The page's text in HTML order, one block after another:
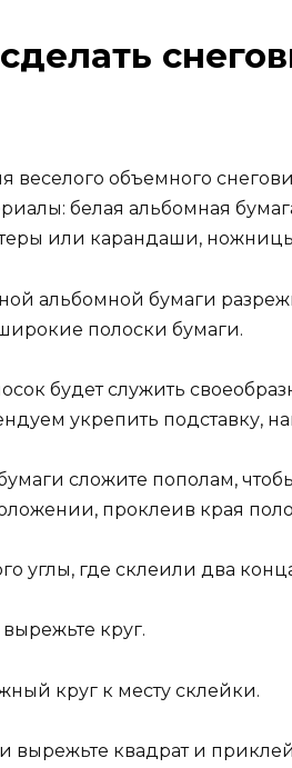
веселого объемного
белая альбомная
или карандаши,
альбомной бумаги
полоски бумаги.
будет служить
укрепить подставку,
сложите пополам,
проклеив края
углы, где склеили два
круг.
круг к месту склейки.
вырежьте квадрат и